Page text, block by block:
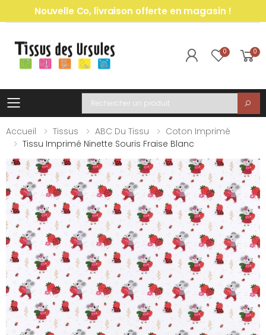
Nouvelle Co, livraison offerte en magasin !
0 0
Toggle mobile menu
Recherche
Accueil
Tissus ABC Du Tissu
Coton Imprimé
Tissu Imprimé Ninette Souris Fraise Blanc